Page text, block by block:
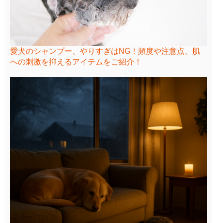
愛犬のシャンプー、やりすぎはNG！頻度や注意点、肌
への刺激を抑えるアイテムをご紹介！